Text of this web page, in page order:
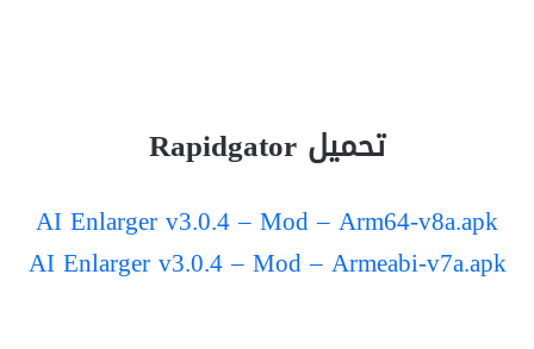
تحميل Rapidgator
AI Enlarger v3.0.4 – Mod – Arm64-v8a.apk
AI Enlarger v3.0.4 – Mod – Armeabi-v7a.apk